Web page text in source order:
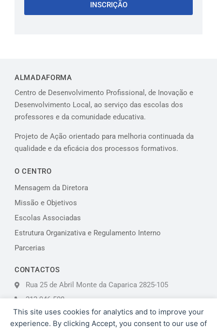
This site uses cookies for analytics and to improve your
experience. By clicking Accept, you consent to our use of
INSCRIÇÃO
ALMADAFORMA
Centro de Desenvolvimento Profissional, de Inovação e
Desenvolvimento Local, ao serviço das escolas dos
professores e da comunidade educativa.
Projeto de Ação orientado para melhoria continuada da
qualidade e da eficácia dos processos formativos.
O CENTRO
Mensagem da Diretora
Missão e Objetivos
Escolas Associadas
Estrutura Organizativa e Regulamento Interno
Parcerias
CONTACTOS
Rua 25 de Abril Monte da Caparica 2825-105
212 946 508
almadaforma@aecaparica.pt